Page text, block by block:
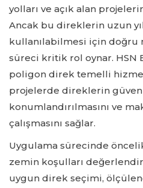
yolları ve açık alan
Ancak bu direklerin uzun
kullanılabilmesi için doğru
süreci kritik rol oynar. HSN
poligon direk temelli
projelerde direklerin
konumlandırılmasını ve
çalışmasını sağlar.
Uygulama sürecinde
zemin koşulları
uygun direk seçimi,